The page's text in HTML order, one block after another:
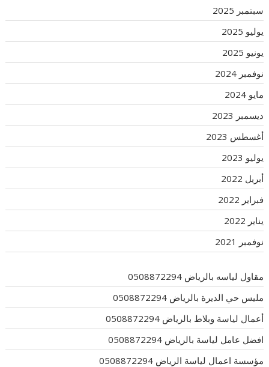
سبتمبر 2025
يوليو 2025
يونيو 2025
نوفمبر 2024
مايو 2024
ديسمبر 2023
أغسطس 2023
يوليو 2023
أبريل 2022
فبراير 2022
يناير 2022
نوفمبر 2021
مقاول لياسه بالرياض 0508872294
مليس حي الديرة بالرياض 0508872294
أعمال لياسة وبلاط بالرياض 0508872294
افضل عامل لياسة بالرياض 0508872294
مؤسسة اعمال لياسة الرياض 0508872294